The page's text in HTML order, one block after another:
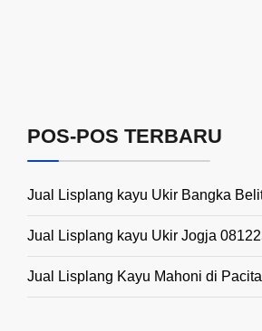
POS-POS TERBARU
Jual Lisplang kayu Ukir Bangka
Jual Lisplang kayu Ukir Jogja
Jual Lisplang Kayu Mahoni di